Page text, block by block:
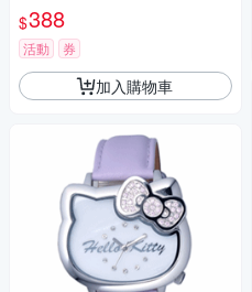
$388
活動 券
加入購物車